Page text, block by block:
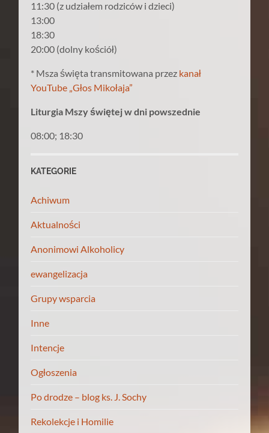
11:30 (z udziałem rodziców i dzieci)
13:00
18:30
20:00 (dolny kościół)
* Msza święta transmitowana przez kanał
YouTube „Głos Mikołaja”
Liturgia Mszy świętej w dni powszednie
08:00; 18:30
KATEGORIE
Achiwum
Aktualności
Anonimowi Alkoholicy
ewangelizacja
Grupy wsparcia
Inne
Intencje
Ogłoszenia
Po drodze – blog ks. J. Sochy
Rekolekcje i Homilie